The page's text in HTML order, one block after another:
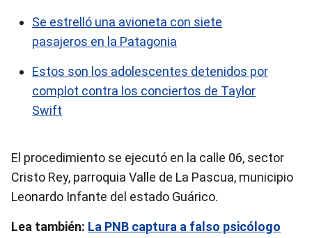
Se estrelló una avioneta con siete
pasajeros en la Patagonia
Estos son los adolescentes detenidos por
complot contra los conciertos de Taylor
Swift
El procedimiento se ejecutó en la calle 06, sector
Cristo Rey, parroquia Valle de La Pascua, municipio
Leonardo Infante del estado Guárico.
Lea también: La PNB captura a falso psicólogo